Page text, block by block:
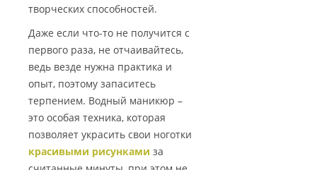
творческих способностей.
Даже если что-то не получится с
первого раза, не отчаивайтесь,
ведь везде нужна практика и
опыт, поэтому запаситесь
терпением. Водный маникюр –
это особая техника, которая
позволяет украсить свои ноготки
красивыми рисунками за